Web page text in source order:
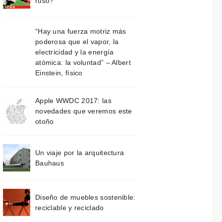
“Hay una fuerza motriz más
poderosa que el vapor, la
electricidad y la energía
atómica: la voluntad” – Albert
Einstein, físico
Apple WWDC 2017: las
novedades que veremos este
otoño
Un viaje por la arquitectura
Bauhaus
Diseño de muebles sostenible:
reciclable y reciclado